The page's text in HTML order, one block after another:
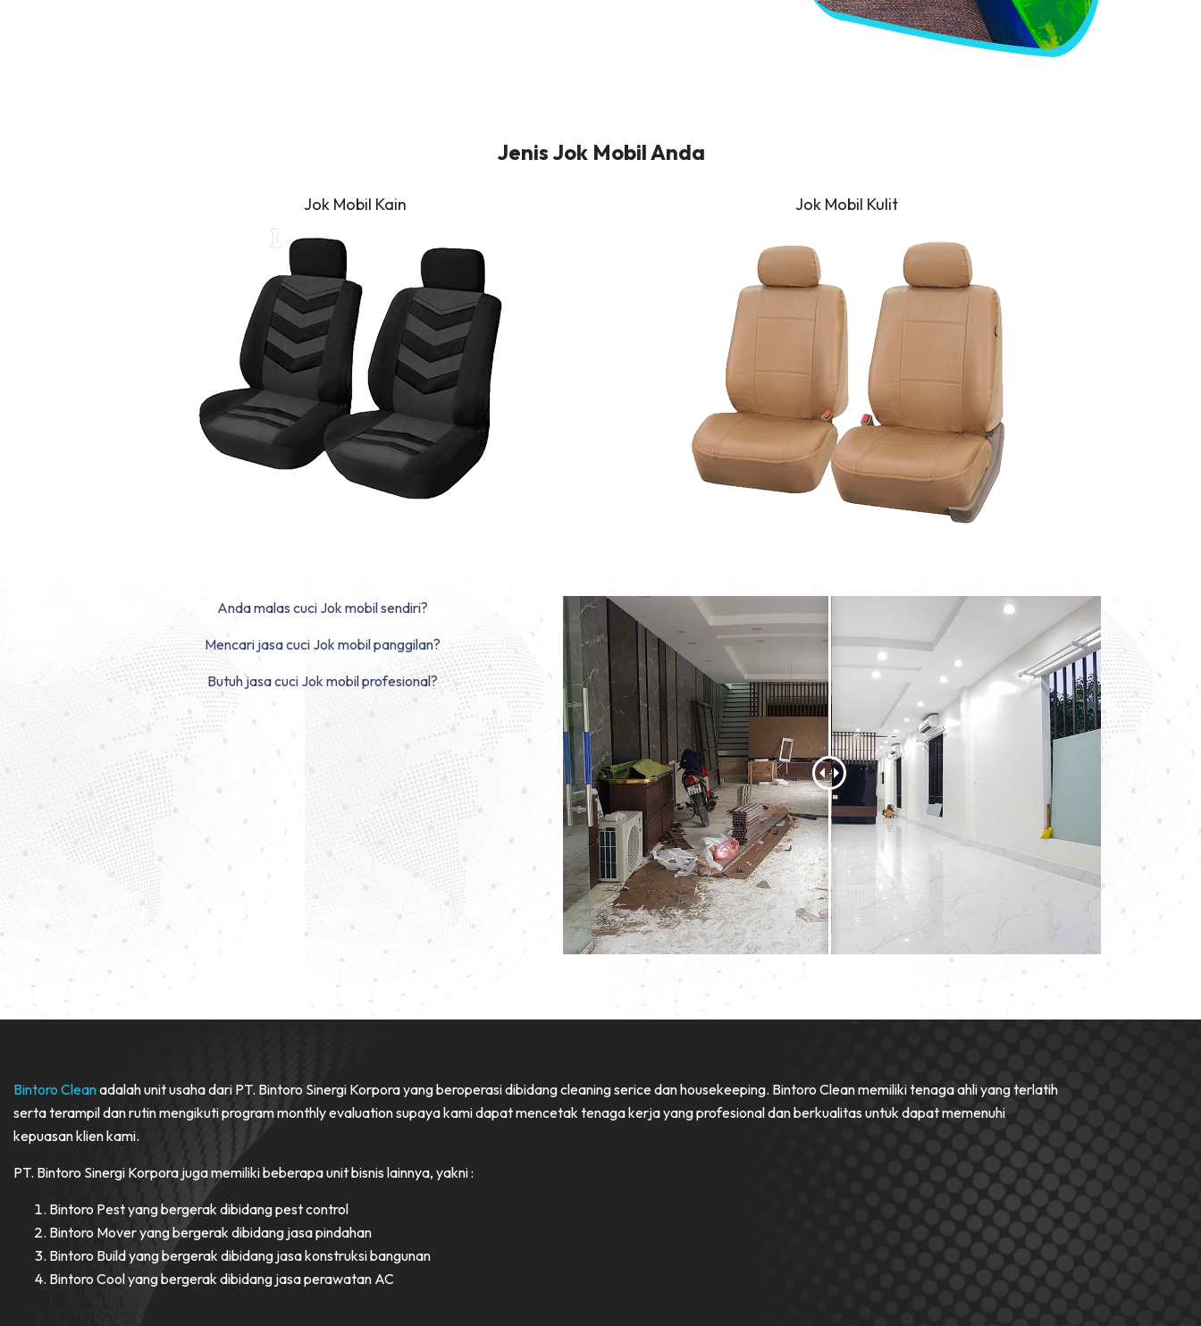
Jenis Jok Mobil Anda
Jok Mobil Kain Jok Mobil Kulit
Anda malas cuci Jok mobil sendiri?
Mencari jasa cuci Jok mobil panggilan?
Butuh jasa cuci Jok mobil profesional?
Bintoro Cleanadalah unit usaha dari PT. Bintoro Sinergi Korpora yang beroperasi dibidang cleaning serice dan housekeeping. Bintoro Clean memiliki tenaga ahli yang terlatih
serta terampil dan rutin mengikuti program monthly evaluation supaya kami dapat mencetak tenaga kerja yang profesional dan berkualitas untuk dapat memenuhi
kepuasan klien kami.
PT. Bintoro Sinergi Korpora juga memiliki beberapa unit bisnis lainnya, yakni :
Bintoro Pest yang bergerak dibidang pest control
Bintoro Mover yang bergerak dibidang jasa pindahan
Bintoro Build yang bergerak dibidang jasa konstruksi bangunan
Bintoro Cool yang bergerak dibidang jasa perawatan AC